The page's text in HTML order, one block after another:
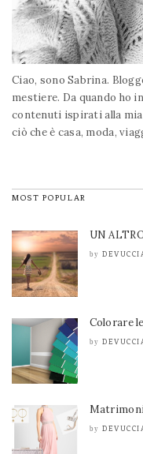
Ciao, sono Sabrina.
mestiere. Da quando ho
contenuti ispirati alla
ciò che è casa, moda,
MOST POPULAR
UN
by
Colorare
by
by